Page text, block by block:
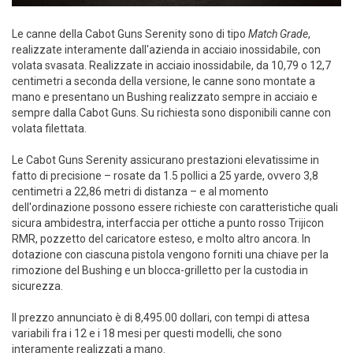
Le canne della Cabot Guns Serenity sono di tipo Match Grade,
realizzate interamente dall'azienda in acciaio inossidabile, con
volata svasata. Realizzate in acciaio inossidabile, da 10,79 o 12,7
centimetri a seconda della versione, le canne sono montate a
mano e presentano un Bushing realizzato sempre in acciaio e
sempre dalla Cabot Guns. Su richiesta sono disponibili canne con
volata filettata.
Le Cabot Guns Serenity assicurano prestazioni elevatissime in
fatto di precisione – rosate da 1.5 pollici a 25 yarde, ovvero 3,8
centimetri a 22,86 metri di distanza – e al momento
dell'ordinazione possono essere richieste con caratteristiche quali
sicura ambidestra, interfaccia per ottiche a punto rosso Trijicon
RMR, pozzetto del caricatore esteso, e molto altro ancora. In
dotazione con ciascuna pistola vengono forniti una chiave per la
rimozione del Bushing e un blocca-grilletto per la custodia in
sicurezza.
Il prezzo annunciato è di 8,495.00 dollari, con tempi di attesa
variabili fra i 12 e i 18 mesi per questi modelli, che sono
interamente realizzati a mano.